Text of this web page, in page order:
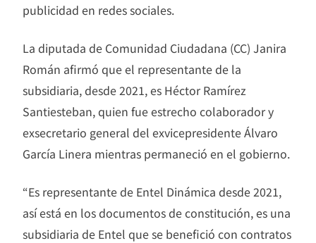
publicidad en redes sociales.
La diputada de Comunidad Ciudadana (CC) Janira
Román afirmó que el representante de la
subsidiaria, desde 2021, es Héctor Ramírez
Santiesteban, quien fue estrecho colaborador y
exsecretario general del exvicepresidente Álvaro
García Linera mientras permaneció en el gobierno.
“Es representante de Entel Dinámica desde 2021,
así está en los documentos de constitución, es una
subsidiaria de Entel que se benefició con contratos